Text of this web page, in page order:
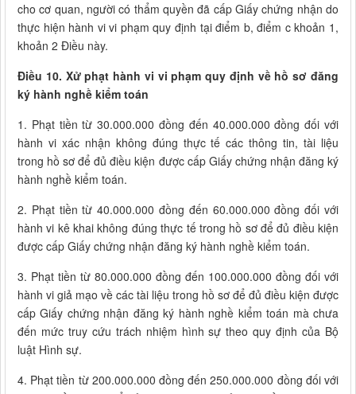
cho cơ quan, người có thẩm quyền đã cấp Giấy chứng nhận do
thực hiện hành vi vi phạm quy định tại điểm b, điểm c khoản 1,
khoản 2 Điều này.
Điều 10. Xử phạt hành vi vi phạm quy định về hồ sơ đăng
ký hành nghề kiểm toán
1. Phạt tiền từ 30.000.000 đồng đến 40.000.000 đồng đối với
hành vi xác nhận không đúng thực tế các thông tin, tài liệu
trong hồ sơ để đủ điều kiện được cấp Giấy chứng nhận đăng ký
hành nghề kiểm toán.
2. Phạt tiền từ 40.000.000 đồng đến 60.000.000 đồng đối với
hành vi kê khai không đúng thực tế trong hồ sơ để đủ điều kiện
được cấp Giấy chứng nhận đăng ký hành nghề kiểm toán.
3. Phạt tiền từ 80.000.000 đồng đến 100.000.000 đồng đối với
hành vi giả mạo về các tài liệu trong hồ sơ để đủ điều kiện được
cấp Giấy chứng nhận đăng ký hành nghề kiểm toán mà chưa
đến mức truy cứu trách nhiệm hình sự theo quy định của Bộ
luật Hình sự.
4. Phạt tiền từ 200.000.000 đồng đến 250.000.000 đồng đối với